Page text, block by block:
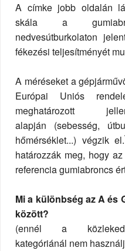
A címke jobb oldalán
skála a
nedvesútburkolaton
fékezési teljesítményét
A méréseket a
Európai Uniós
meghatározott
alapján (sebesség,
hőmérséklet...) végzik
határozzák meg, hogy
referencia gumiabroncs
Mi a különbség az A és
között?
(ennél a
kategóriánál nem